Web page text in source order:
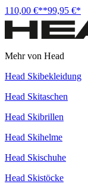
110,00 €**99,95 €*
Mehr von Head
Head Skibekleidung
Head Skitaschen
Head Skibrillen
Head Skihelme
Head Skischuhe
Head Skistöcke